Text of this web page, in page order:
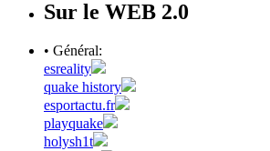
Sur le WEB 2.0
• Général:
esreality
quake history
esportactu.fr
playquake
holysh1t